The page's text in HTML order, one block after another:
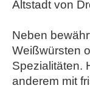
Altstadt von
Neben
Weißwürsten
Spezialitäten.
anderem mit